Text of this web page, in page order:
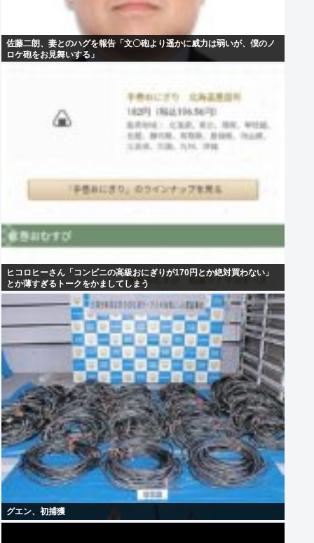
佐藤二朗、妻とのハグを報告「文〇砲より遥かに威力は弱いが、僕のノ
ロケ砲をお見舞いする」
ヒコロヒーさん「コンビニの高級おにぎりが170円とか絶対買わない」
とか薄すぎるトークをかましてしまう
グエン、初捕獲